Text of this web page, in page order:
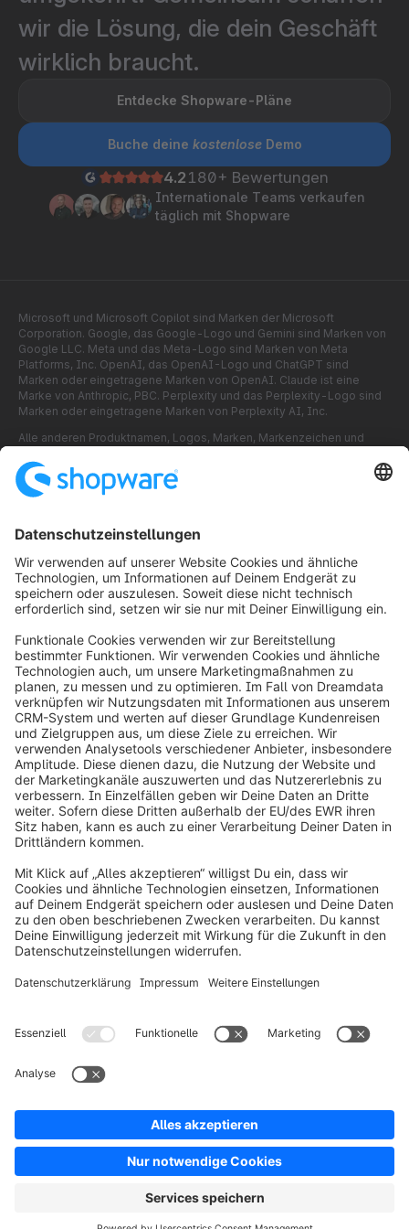
wir die Lösung, die dein Geschäft
wirklich braucht.
Entdecke Shopware-Pläne
Buche deine kostenloseDemo
4.2 180+ Bewertungen
Internationale Teams verkaufen
täglich mit Shopware
Microsoft und Microsoft Copilot sind Marken der Microsoft
Corporation. Google, das Google-Logo und Gemini sind Marken von
Google LLC. Meta und das Meta-Logo sind Marken von Meta
Platforms, Inc. OpenAI, das OpenAI-Logo und ChatGPT sind
Marken oder eingetragene Marken von OpenAI. Claude ist eine
Marke von Anthropic, PBC. Perplexity und das Perplexity-Logo sind
Marken oder eingetragene Marken von Perplexity AI, Inc.
Alle anderen Produktnamen, Logos, Marken, Markenzeichen und
Inhaber und werden ausschließlich zu Identifikations- und
Veranschaulichungszwecken verwendet. Es wird keine
Zugehörigkeit, Befürwortung oder Förderung impliziert.
¹ Derzeit ausschließlich für Shopware-Händler in den USA verfügbar.
Die Verfügbarkeit in Europa folgt in Kürze.
² Quelle: OpenAI „Scaling AI for everyone“, Februar 2026. OpenAI
gibt an, dass ChatGPT mehr als 900 Millionen aktive Nutzer pro
Woche hat.
⁴ Quelle: OpenAI, “Introducing shopping research in ChatGPT”
November 2025
info@shopware.com
Produkt
Lösungen
Partner
Entwickler
Ressourcen
Copyright © shopware AG - Alle Rechte vorbehalten